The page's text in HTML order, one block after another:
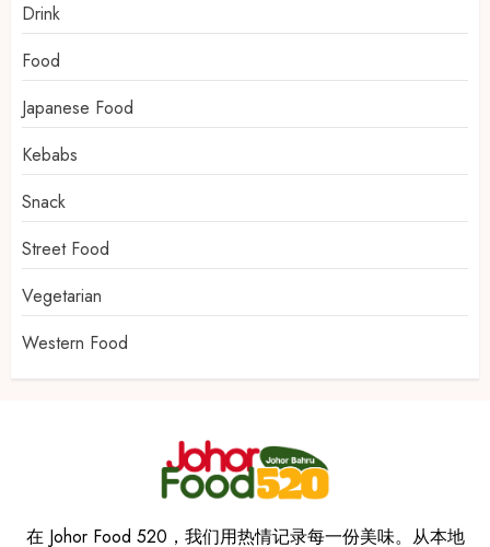
Drink
Food
Japanese Food
Kebabs
Snack
Street Food
Vegetarian
Western Food
在 Johor Food 520，我们用热情记录每一份美味。从本地